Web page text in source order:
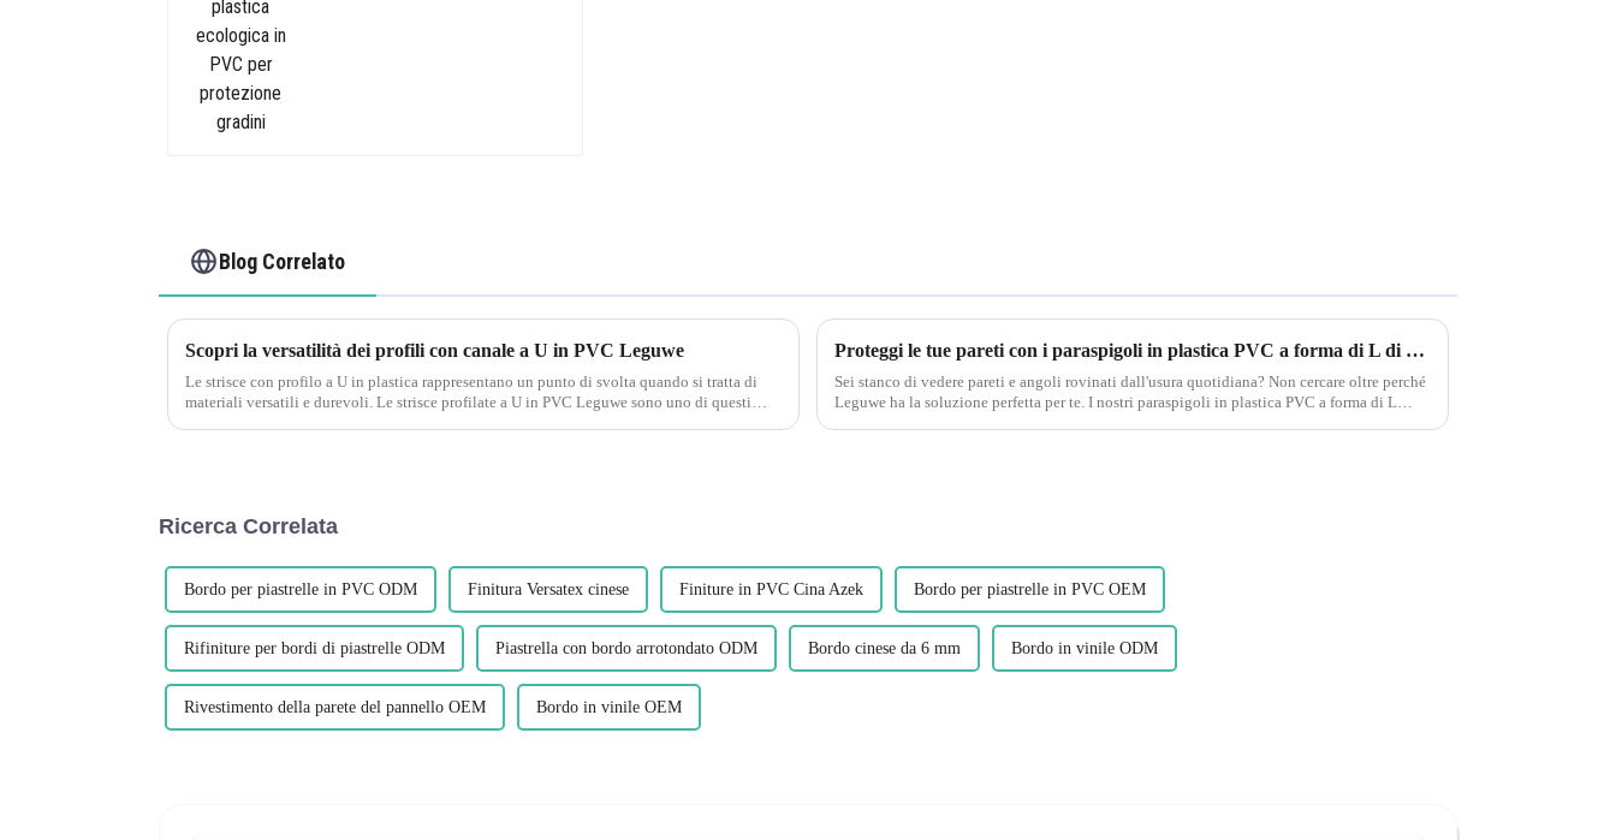
Blog Correlato
Scopri la versatilità dei profili con canale a U in PVC Leguwe
Le strisce con profilo a U in plastica rappresentano un punto di svolta quando si tratta di
materiali versatili e durevoli. Le strisce profilate a U in PVC Leguwe sono uno di questi
Proteggi le tue pareti con i paraspigoli in plastica PVC a forma di L di Leguwe
Sei stanco di vedere pareti e angoli rovinati dall'usura quotidiana? Non cercare oltre perché
Leguwe ha la soluzione perfetta per te. I nostri paraspigoli in plastica PVC a forma di L
Ricerca Correlata
Bordo per piastrelle in PVC ODM Finitura Versatex cinese Finiture in PVC Cina Azek Bordo per piastrelle in PVC OEM
Rifiniture per bordi di piastrelle ODM Piastrella con bordo arrotondato ODM Bordo cinese da 6 mm Bordo in vinile ODM
Rivestimento della parete del pannello OEM Bordo in vinile OEM